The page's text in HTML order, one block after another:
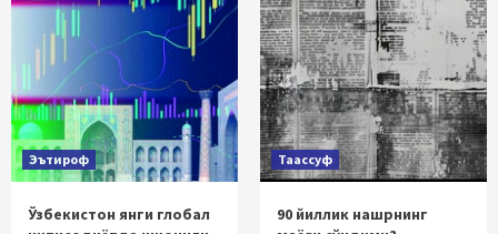
Эътироф
Ўзбекистон янги глобал
Таассуф
90 йиллик нашрнинг